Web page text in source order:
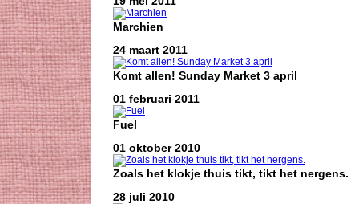
Marchien
24 maart 2011
Komt allen! Sunday Market 3 april
01 februari 2011
Fuel
01 oktober 2010
Zoals het klokje thuis tikt, tikt het nergens.
28 juli 2010